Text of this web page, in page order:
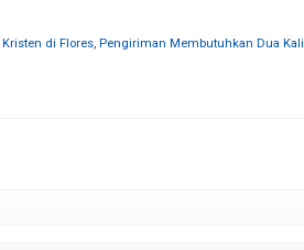
di Flores,Pengiriman Membutuhkan Dua Kali